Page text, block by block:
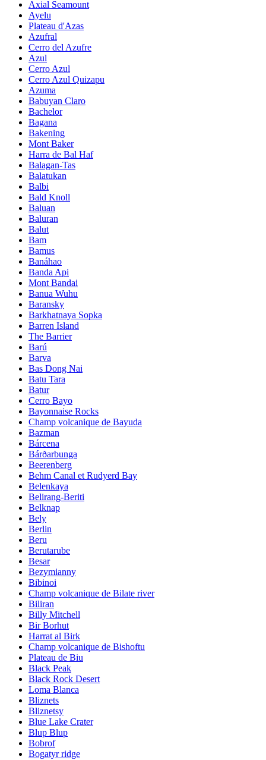
Axial Seamount
Ayelu
Plateau d'Azas
Azufral
Cerro del Azufre
Azul
Cerro Azul
Cerro Azul Quizapu
Azuma
Babuyan Claro
Bachelor
Bagana
Bakening
Mont Baker
Harra de Bal Haf
Balagan-Tas
Balatukan
Balbi
Bald Knoll
Baluan
Baluran
Balut
Bam
Bamus
Banáhao
Banda Api
Mont Bandai
Banua Wuhu
Baransky
Barkhatnaya Sopka
Barren Island
The Barrier
Barú
Barva
Bas Dong Nai
Batu Tara
Batur
Cerro Bayo
Bayonnaise Rocks
Champ volcanique de Bayuda
Bazman
Bárcena
Bárðarbunga
Beerenberg
Behm Canal et Rudyerd Bay
Belenkaya
Belirang-Beriti
Belknap
Bely
Berlin
Beru
Berutarube
Besar
Bezymianny
Bibinoi
Champ volcanique de Bilate river
Biliran
Billy Mitchell
Bir Borhut
Harrat al Birk
Champ volcanique de Bishoftu
Plateau de Biu
Black Peak
Black Rock Desert
Loma Blanca
Bliznets
Bliznetsy
Blue Lake Crater
Blup Blup
Bobrof
Bogatyr ridge